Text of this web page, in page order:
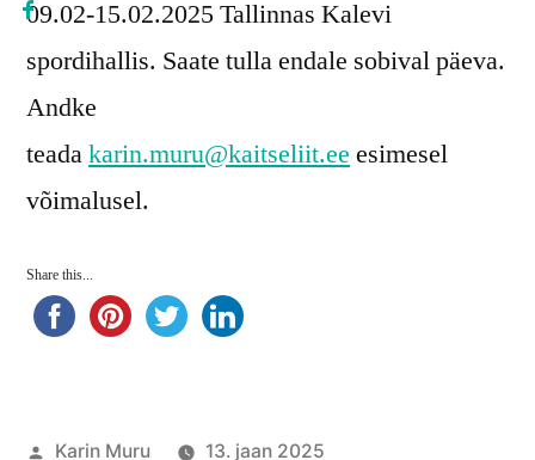
09.02-15.02.2025 Tallinnas Kalevi
spordihallis. Saate tulla endale sobival päeva.
Andke
teadakarin.muru@kaitseliit.ee esimesel
võimalusel.
Share this...
Posted
Karin Muru
13. jaan 2025